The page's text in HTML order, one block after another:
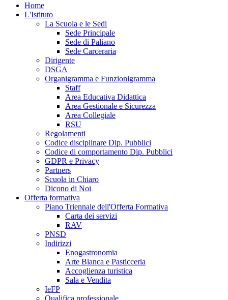
Home
L'Istituto
La Scuola e le Sedi
Sede Principale
Sede di Paliano
Sede Carceraria
Dirigente
DSGA
Organigramma e Funzionigramma
Staff
Area Educativa Didattica
Area Gestionale e Sicurezza
Area Collegiale
RSU
Regolamenti
Codice disciplinare Dip. Pubblici
Codice di comportamento Dip. Pubblici
GDPR e Privacy
Partners
Scuola in Chiaro
Dicono di Noi
Offerta formativa
Piano Triennale dell'Offerta Formativa
Carta dei servizi
RAV
PNSD
Indirizzi
Enogastronomia
Arte Bianca e Pasticceria
Accoglienza turistica
Sala e Vendita
IeFP
Qualifica professionale